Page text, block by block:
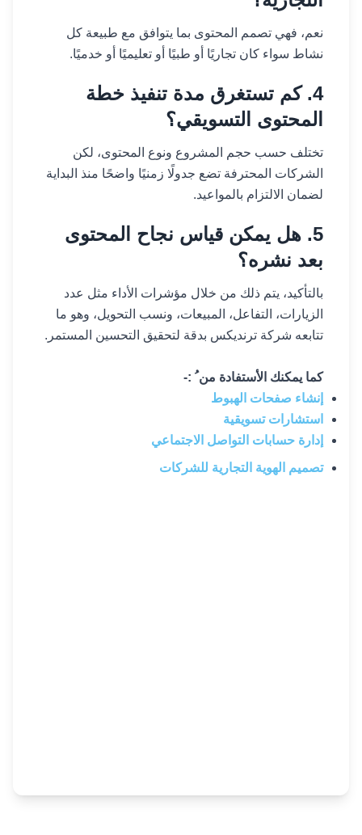
نعم، فهي تصمم المحتوى بما يتوافق مع طبيعة كل
نشاط سواء كان تجاريًا أو طبيًا أو تعليميًا أو خدميًا.
4. كم تستغرق مدة تنفيذ خطة
المحتوى التسويقي؟
تختلف حسب حجم المشروع ونوع المحتوى، لكن
الشركات المحترفة تضع جدولًا زمنيًا واضحًا منذ البداية
لضمان الالتزام بالمواعيد.
5. هل يمكن قياس نجاح المحتوى
بعد نشره؟
بالتأكيد، يتم ذلك من خلال مؤشرات الأداء مثل عدد
الزيارات، التفاعل، المبيعات، ونسب التحويل، وهو ما
تتابعه شركة ترنديكس بدقة لتحقيق التحسين المستمر.
كما يمكنك الأستفادة من ُ :-
إنشاء صفحات الهبوط
استشارات تسويقية
إدارة حسابات التواصل الاجتماعي
تصميم الهوية التجارية للشركات